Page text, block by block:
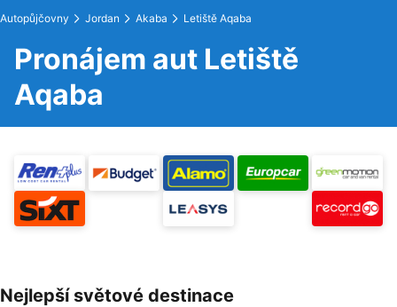
Autopůjčovny Jordan Akaba Letiště Aqaba
Pronájem aut Letiště
Aqaba
Nejlepší světové destinace